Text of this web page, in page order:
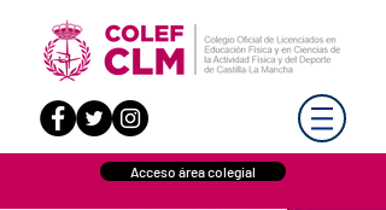
Acceso área colegial